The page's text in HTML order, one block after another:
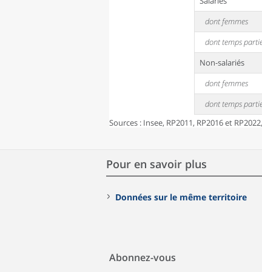
dont femmes
dont temps
Non-salariés
dont femmes
dont temps
Sources : Insee, RP2011, RP2016 et
Pour en savoir plus
Données sur le même territoire
Abonnez-vous